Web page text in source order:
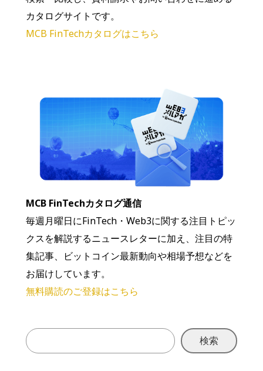
カタログサイトです。
MCB FinTechカタログはこちら
MCB FinTechカタログ通信
毎週月曜日にFinTech・Web3に関する注目トピッ
クスを解説するニュースレターに加え、注目の特
集記事、ビットコイン最新動向や相場予想などを
お届けしています。
無料購読のご登録はこちら
検索